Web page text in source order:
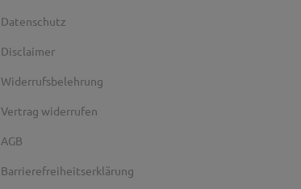
Datenschutz
Disclaimer
Widerrufsbelehrung
Vertrag widerrufen
AGB
Barrierefreiheitserklärung